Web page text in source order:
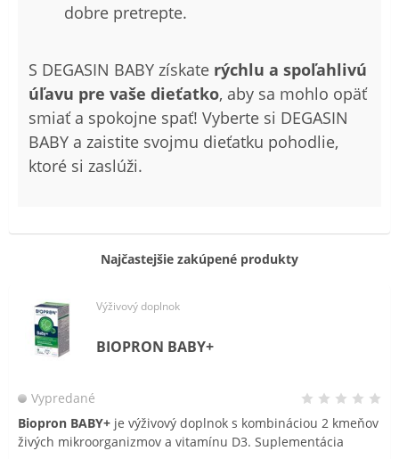
dobre pretrepte.
S DEGASIN BABY získate rýchlu a spoľahlivú
úľavu pre vaše dieťatko, aby sa mohlo opäť
smiať a spokojne spať! Vyberte si DEGASIN
BABY a zaistite svojmu dieťatku pohodlie,
ktoré si zaslúži.
Najčastejšie zakúpené produkty
Výživový doplnok
BIOPRON BABY+
Vypredané
Biopron BABY+ je výživový doplnok s kombináciou 2 kmeňov
živých mikroorganizmov a vitamínu D3. Suplementácia